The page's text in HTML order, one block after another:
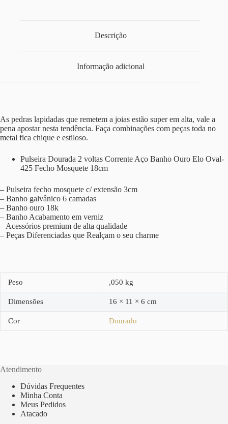
Descrição
Informação adicional
As pedras lapidadas que remetem a joias estão super em alta, vale a
pena apostar nesta tendência. Faça combinações com peças toda no
metal fica chique e estiloso.
Pulseira Dourada 2 voltas Corrente Aço Banho Ouro Elo Oval-
425 Fecho Mosquete 18cm
– Pulseira fecho mosquete c/ extensão 3cm
– Banho galvânico 6 camadas
– Banho ouro 18k
– Banho Acabamento em verniz
– Acessórios premium de alta qualidade
– Peças Diferenciadas que Realçam o seu charme
Peso ,050 kg
Dimensões 16 × 11 × 6 cm
Cor Dourado
Atendimento
Dúvidas Frequentes
Minha Conta
Meus Pedidos
Atacado